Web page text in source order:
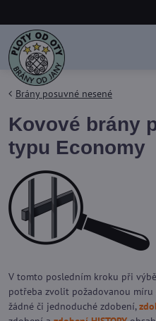
Brány posuvné nesené
Kovové brány
typu Economy
V tomto posledním kroku při
potřeba zvolit požadovanou míru
žádné či jednoduché zdobení,